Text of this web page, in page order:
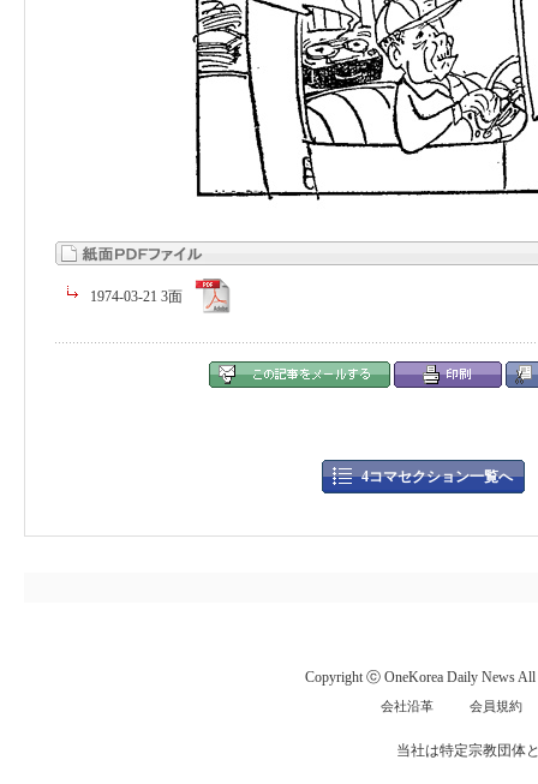
1974-03-21 3面
4コマセクション一覧へ
Copyright ⓒ OneKorea Daily News All
会社沿革 会員規約
当社は特定宗教団体